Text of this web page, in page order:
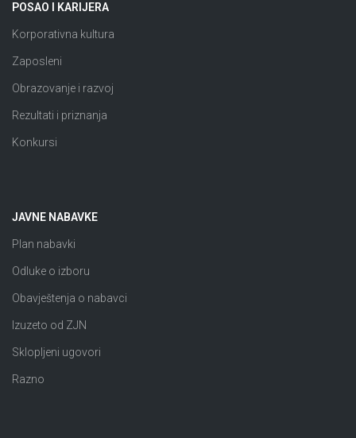
POSAO I KARIJERA
Korporativna kultura
Zaposleni
Obrazovanje i razvoj
Rezultati i priznanja
Konkursi
JAVNE NABAVKE
Plan nabavki
Odluke o izboru
Obavještenja o nabavci
Izuzeto od ZJN
Sklopljeni ugovori
Razno